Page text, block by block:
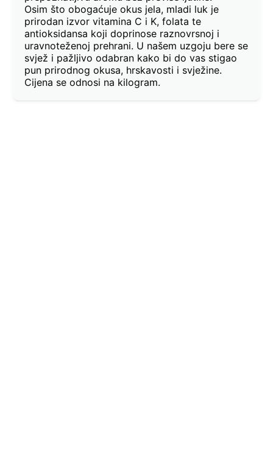
Osim što obogaćuje okus jela, mladi luk je
prirodan izvor vitamina C i K, folata te
antioksidansa koji doprinose raznovrsnoj i
uravnoteženoj prehrani. U našem uzgoju bere se
svjež i pažljivo odabran kako bi do vas stigao
pun prirodnog okusa, hrskavosti i svježine.
Cijena se odnosi na kilogram.